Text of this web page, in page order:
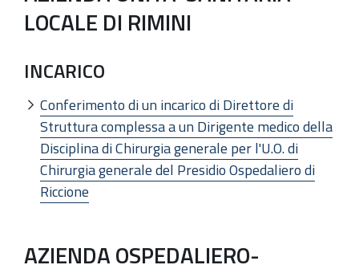
LOCALE DI RIMINI
INCARICO
Conferimento di un incarico di Direttore di
Struttura complessa a un Dirigente medico della
Disciplina di Chirurgia generale per l'U.O. di
Chirurgia generale del Presidio Ospedaliero di
Riccione
AZIENDA OSPEDALIERO-